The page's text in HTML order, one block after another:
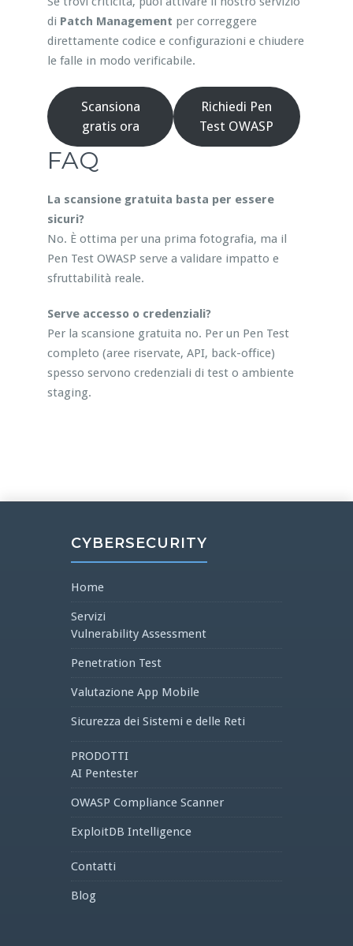
di Patch Management per correggere
direttamente codice e configurazioni e chiudere
le falle in modo verificabile.
Scansiona
gratis ora
Richiedi Pen
Test OWASP
FAQ
La scansione gratuita basta per essere
sicuri?
No. È ottima per una prima fotografia, ma il
Pen Test OWASP serve a validare impatto e
sfruttabilità reale.
Serve accesso o credenziali?
Per la scansione gratuita no. Per un Pen Test
completo (aree riservate, API, back-office)
spesso servono credenziali di test o ambiente
staging.
CYBERSECURITY
Home
Servizi
Vulnerability Assessment
Penetration Test
Valutazione App Mobile
Sicurezza dei Sistemi e delle Reti
PRODOTTI
AI Pentester
OWASP Compliance Scanner
ExploitDB Intelligence
Contatti
Blog